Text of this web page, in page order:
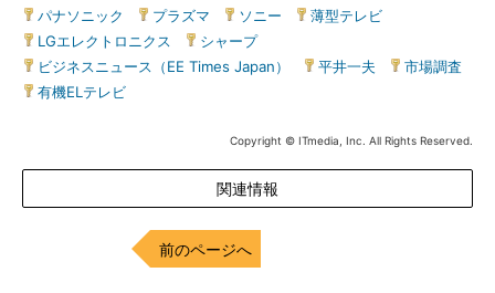
パナソニック
プラズマ ソニー 薄型テレビ
LGエレクトロニクス
シャープ|
ビジネスニュース（EE Times Japan）
平井一夫 市場調査
有機ELテレビ
Copyright © ITmedia, Inc. All Rights Reserved.
関連情報
前のページへ